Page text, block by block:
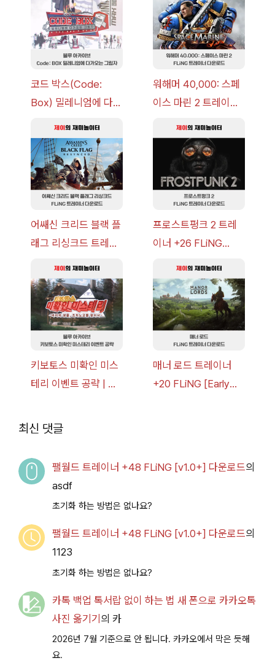
코드 박스(Code:
Box) 밀레니엄에 다가
략 [복각] | 블루 아카
이브
워해머 40,000: 스페
이스 마린 2 트레이너
v14.0+] 다운로드
어쌔신 크리드 블랙 플
래그 리싱크드 트레이
v1.0+] 다운로드
프로스트펑크 2 트레
이너 +26 FLiNG
드
키보토스 미확인 미스
테리 이벤트 공략 | 블
매너 로드 트레이너
+20 FLiNG [Early
최신 댓글
팰월드 트레이너 +48 FLiNG [v1.0+] 다운로드의
asdf
초기화 하는 방법은 없나요?
팰월드 트레이너 +48 FLiNG [v1.0+] 다운로드의
1123
초기화 하는 방법은 없나요?
카톡 백업 톡서랍 없이 하는 법 새 폰으로 카카오톡
사진 옮기기 의 카
2026년 7월 기준으로 안 됩니다. 카카오에서 막은 듯해
요.